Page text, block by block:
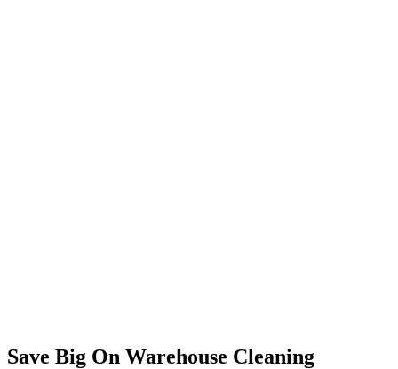
Save Big On Warehouse Cleaning